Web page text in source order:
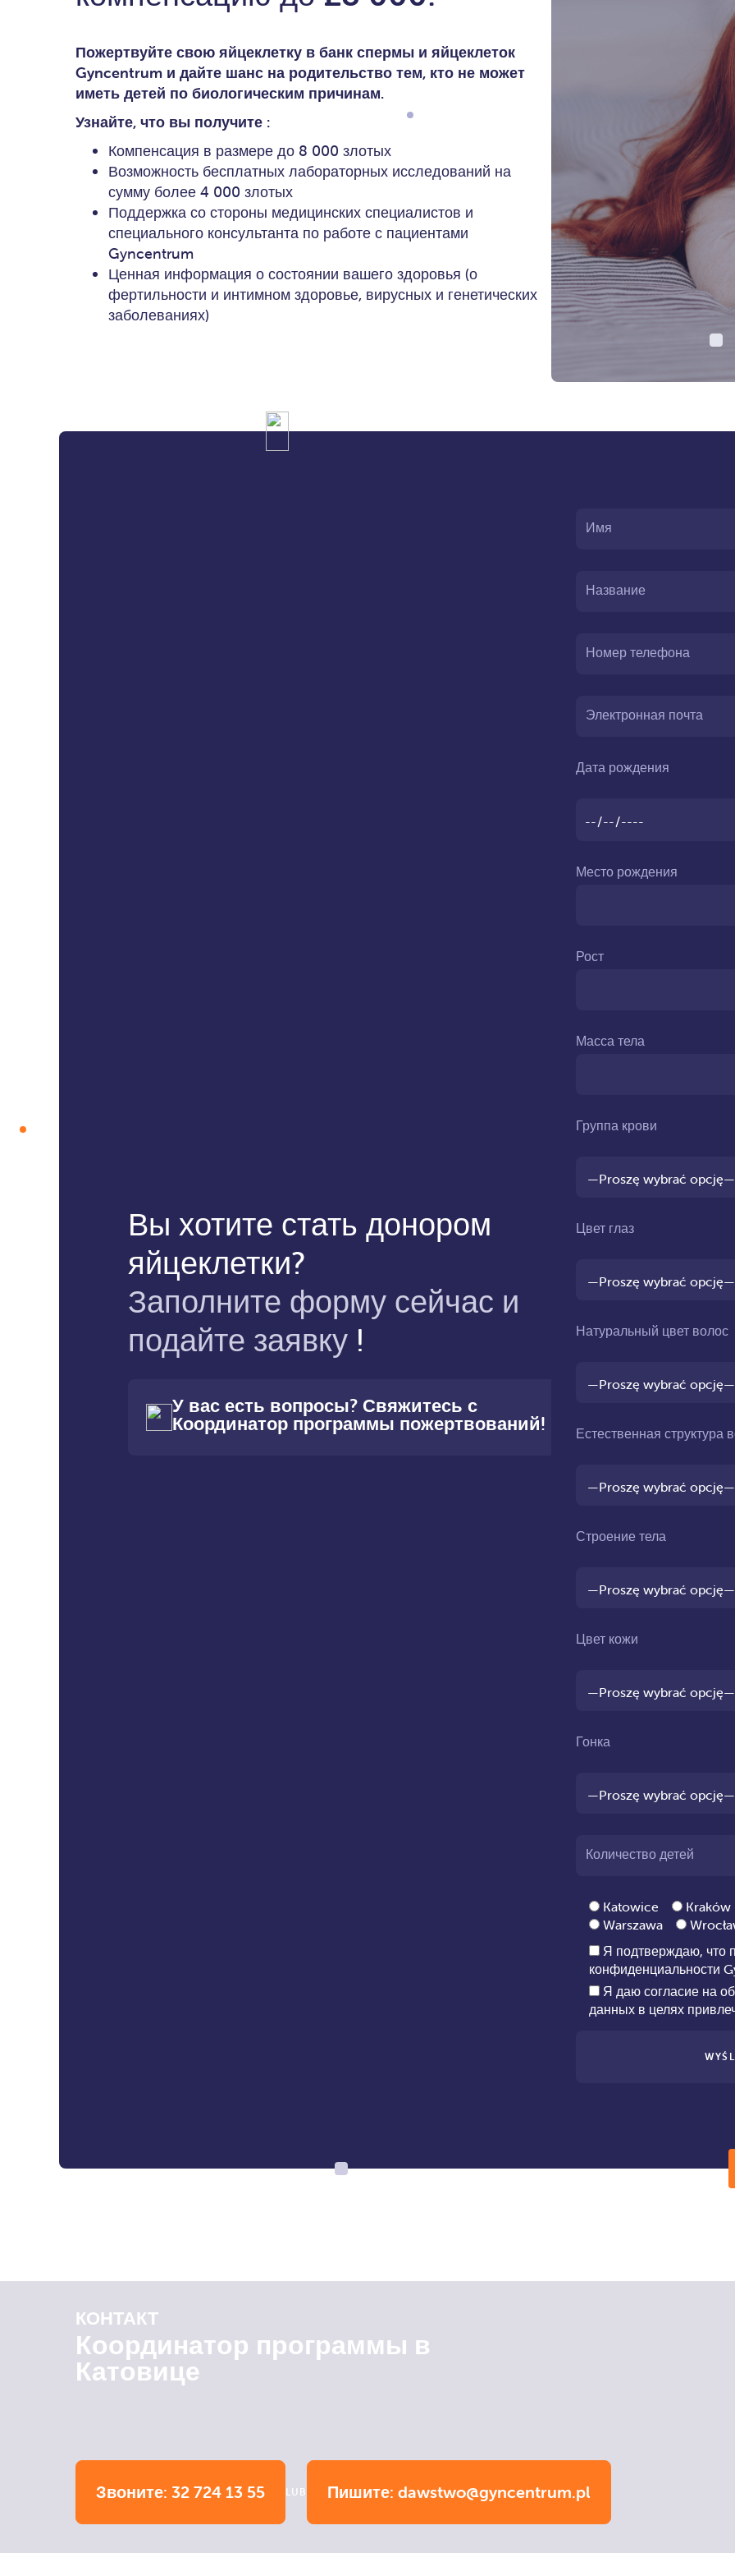
Пожертвуйте свою яйцеклетку в банк спермы и яйцеклеток
Gyncentrum и дайте шанс на родительство тем, кто не может
иметь детей по биологическим причинам.
Узнайте, что вы получите :
Компенсация в размере до 8 000 злотых
Возможность бесплатных лабораторных исследований на
сумму более 4 000 злотых
Поддержка со стороны медицинских специалистов и
специального консультанта по работе с пациентами
Gyncentrum
Ценная информация о состоянии вашего здоровья (о
фертильности и интимном здоровье, вирусных и генетических
заболеваниях)
Вы хотите стать донором
яйцеклетки?
Заполните форму сейчас и
подайте заявку !
У вас есть вопросы? Свяжитесь с
Координатор программы пожертвований!
Имя
Название
Номер телефона
Электронная почта
Дата рождения
Место рождения
Рост
Масса тела
Группа крови
Цвет глаз
Натуральный цвет волос
Естественная структура
Строение тела
Цвет кожи
Гонка
Количество детей
Katowice Kraków
Warszawa
Я подтверждаю, что
конфиденциальности
Я даю согласие на
данных в целях
КОНТАКТ
Координатор программы в
Катовице
Звоните: 32 724 13 55 LUB Пишите: dawstwo@gyncentrum.pl